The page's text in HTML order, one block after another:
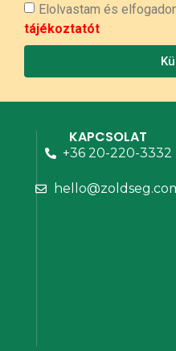
Elolvastam és
tájékoztatót
KAPCSOLAT
+36 20-220-3332